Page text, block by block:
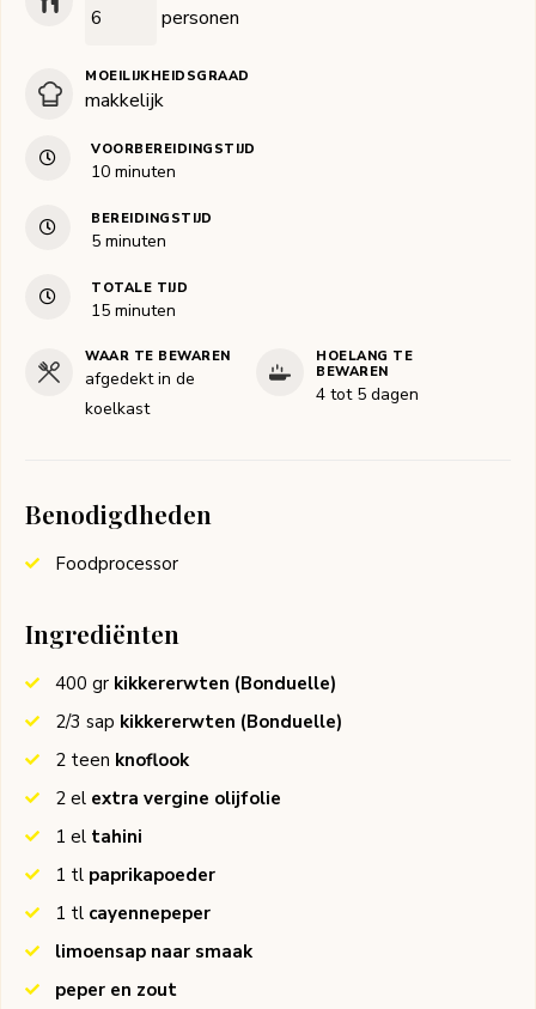
personen
MOEILIJKHEIDSGRAAD
makkelijk
VOORBEREIDINGSTIJD
10minuten
minuten
BEREIDINGSTIJD
5minuten
minuten
TOTALE TIJD
15minuten
minuten
WAAR TE BEWAREN
afgedekt in de
koelkast
HOELANG TE
BEWAREN
4 tot 5 dagen
Benodigdheden
Foodprocessor
Ingrediënten
400 gr kikkererwten (Bonduelle)
2/3 sap kikkererwten (Bonduelle)
2 teen knoflook
2 el extra vergine olijfolie
1 el tahini
1 tl paprikapoeder
1 tl cayennepeper
limoensap naar smaak
peper en zout